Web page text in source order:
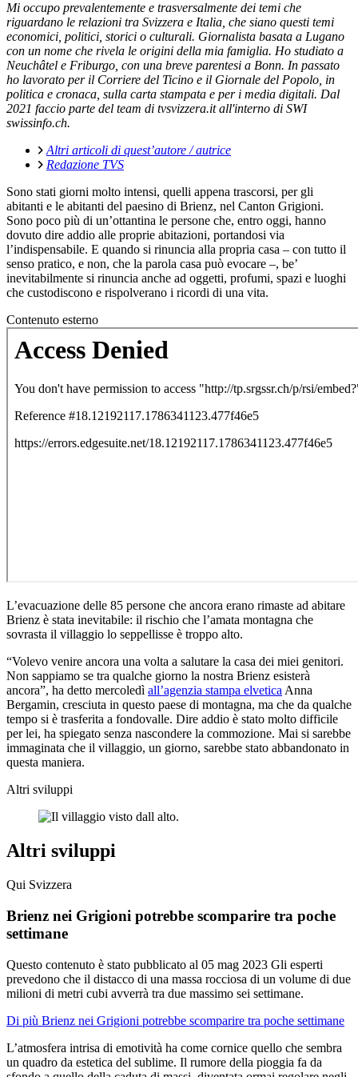
Mi occupo prevalentemente e trasversalmente dei temi che
riguardano le relazioni tra Svizzera e Italia, che siano questi temi
economici, politici, storici o culturali. Giornalista basata a Lugano
con un nome che rivela le origini della mia famiglia. Ho studiato a
Neuchâtel e Friburgo, con una breve parentesi a Bonn. In passato
ho lavorato per il Corriere del Ticino e il Giornale del Popolo, in
politica e cronaca, sulla carta stampata e per i media digitali. Dal
2021 faccio parte del team di tvsvizzera.it all'interno di SWI
swissinfo.ch.
Altri articoli di quest’autore / autrice
Redazione TVS
Sono stati giorni molto intensi, quelli appena trascorsi, per gli
abitanti e le abitanti del paesino di Brienz, nel Canton Grigioni.
Sono poco più di un’ottantina le persone che, entro oggi, hanno
dovuto dire addio alle proprie abitazioni, portandosi via
l’indispensabile. E quando si rinuncia alla propria casa – con tutto il
senso pratico, e non, che la parola casa può evocare –, be’
inevitabilmente si rinuncia anche ad oggetti, profumi, spazi e luoghi
che custodiscono e rispolverano i ricordi di una vita.
Contenuto esterno
L’evacuazione delle 85 persone che ancora erano rimaste ad abitare
Brienz è stata inevitabile: il rischio che l’amata montagna che
sovrasta il villaggio lo seppellisse è troppo alto.
“Volevo venire ancora una volta a salutare la casa dei miei genitori.
Non sappiamo se tra qualche giorno la nostra Brienz esisterà
ancora”, ha detto mercoledì all’agenzia stampa elvetica Anna
Bergamin, cresciuta in questo paese di montagna, ma che da qualche
tempo si è trasferita a fondovalle. Dire addio è stato molto difficile
per lei, ha spiegato senza nascondere la commozione. Mai si sarebbe
immaginata che il villaggio, un giorno, sarebbe stato abbandonato in
questa maniera.
Altri sviluppi
Altri sviluppi
Qui Svizzera
Brienz nei Grigioni potrebbe scomparire tra poche
settimane
Questo contenuto è stato pubblicato al 05 mag 2023 Gli esperti
prevedono che il distacco di una massa rocciosa di un volume di due
milioni di metri cubi avverrà tra due massimo sei settimane.
Di più Brienz nei Grigioni potrebbe scomparire tra poche settimane
L’atmosfera intrisa di emotività ha come cornice quello che sembra
un quadro da estetica del sublime. Il rumore della pioggia fa da